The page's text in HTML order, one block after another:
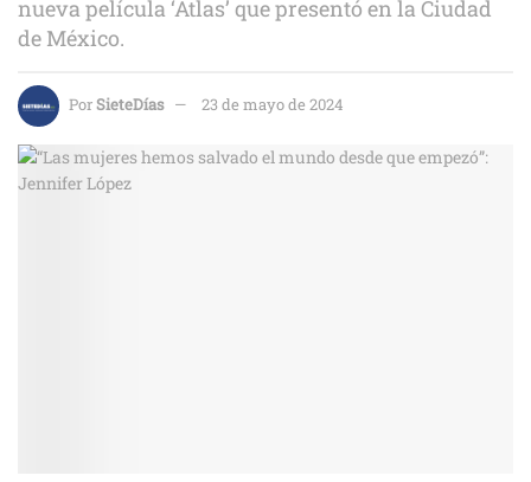
nueva película ‘Atlas’ que presentó en la Ciudad
de México.
PorSieteDías 23 de mayo de 2024